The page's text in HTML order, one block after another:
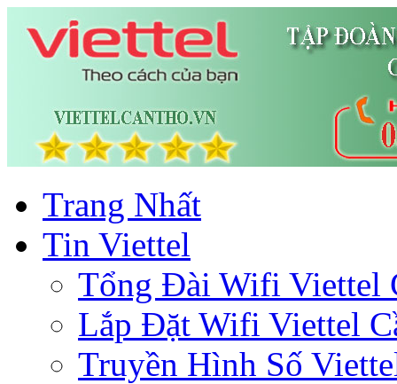
Trang Nhất
Tin Viettel
Tổng Đài Wifi Viettel
Lắp Đặt Wifi Viettel
Truyền Hình Số